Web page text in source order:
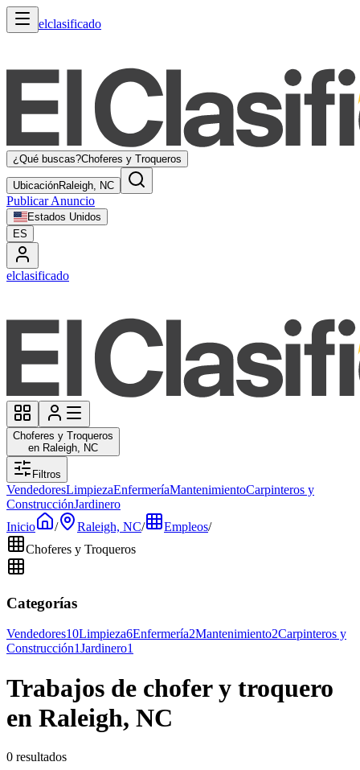
elclasificado
¿Qué buscas?Choferes y Troqueros
UbicaciónRaleigh, NC
Publicar Anuncio
Estados Unidos
ES
elclasificado
Choferes y Troqueros
en Raleigh, NC
Filtros
VendedoresLimpiezaEnfermeríaMantenimientoCarpinteros y
ConstrucciónJardinero
Inicio
/ Raleigh, NC/ Empleos/
Choferes y Troqueros
Categorías
Vendedores10Limpieza6Enfermería2Mantenimiento2Carpinteros y
Construcción1Jardinero1
Trabajos de chofer y troquero
en Raleigh, NC
0 resultados